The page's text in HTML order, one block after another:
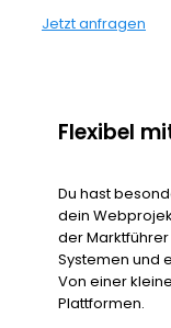
Jetzt anfragen
Flexibel
Du hast
dein
der
Systemen und
Von einer
Plattformen.